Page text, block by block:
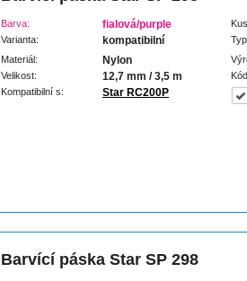
Barva: fialová/purple
Varianta: kompatibilní
Materiál: Nylon
Velikost: 12,7 mm / 3,5 m
Kompatibilní s: Star RC200P
Barvící páska Star SP 298